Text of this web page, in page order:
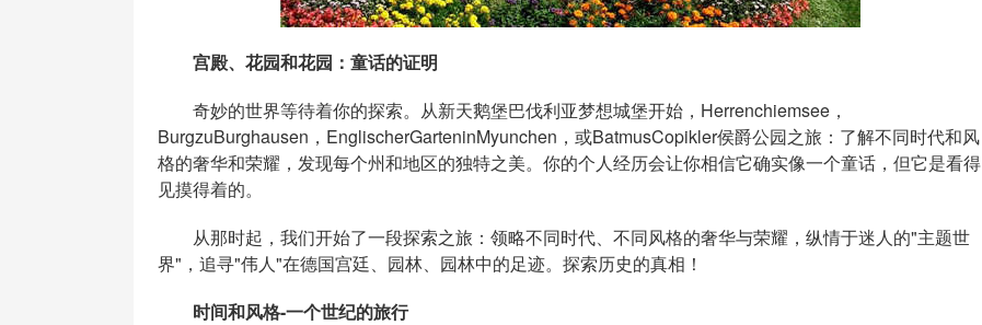
宫殿、花园和花园：童话的证明
奇妙的世界等待着你的探索。从新天鹅堡巴伐利亚梦想城堡开始，Herrenchiemsee，
BurgzuBurghausen，EnglischerGarteninMyunchen，或BatmusCopikler侯爵公园之旅：了解不同时代和风
格的奢华和荣耀，发现每个州和地区的独特之美。你的个人经历会让你相信它确实像一个童话，但它是看得
见摸得着的。
从那时起，我们开始了一段探索之旅：领略不同时代、不同风格的奢华与荣耀，纵情于迷人的"主题世
界"，追寻"伟人"在德国宫廷、园林、园林中的足迹。探索历史的真相！
时间和风格-一个世纪的旅行